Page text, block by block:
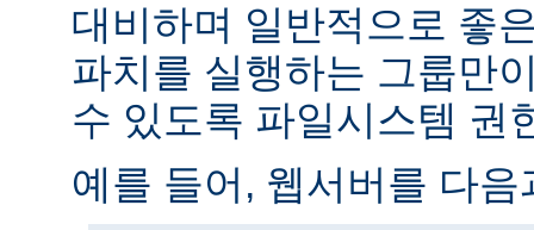
대비하며 일반적으로 좋
파치를 실행하는 그룹만
수 있도록 파일시스템 권
예를 들어, 웹서버를 다